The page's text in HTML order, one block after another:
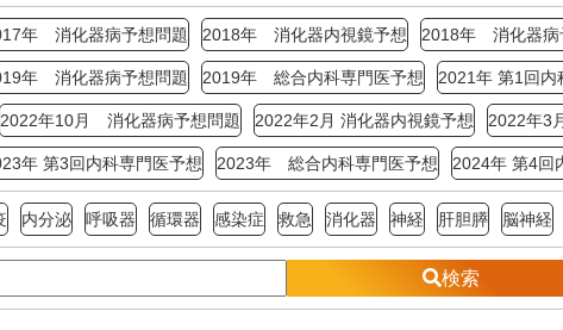
年 消化器病予想問題 2018年 消化器内視鏡予想 2018年 消化器病
年 消化器病予想問題 2019年 総合内科専門医予想 2021年 第1回内
2022年10月 消化器病予想問題 2022年2月 消化器内視鏡予想 2022年3
年 第3回内科専門医予想 2023年 総合内科専門医予想 2024年 第4回
内分泌 呼吸器 循環器 感染症 救急 消化器 神経 肝胆膵 脳神経
検索